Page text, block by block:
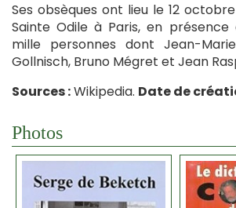
Ses obsèques ont lieu le 12
Sainte Odile à Paris, en
mille personnes dont Jean-
Gollnisch, Bruno Mégret et Jean
Sources :Wikipedia. Date de
Photos